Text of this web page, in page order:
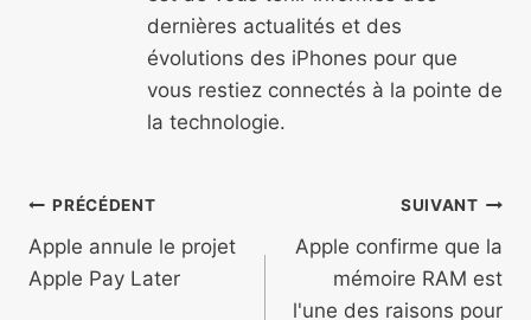
dernières actualités et des
évolutions des iPhones pour que
vous restiez connectés à la pointe de
la technologie.
Navigation
de
l’article
PRÉCÉDENT
Apple annule le projet
Apple Pay Later
SUIVANT
Apple confirme que la
mémoire RAM est
l'une des raisons pour